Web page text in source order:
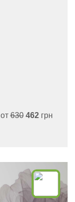
630 462грн